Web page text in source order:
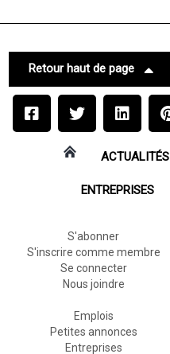
Retour haut de page
ACTUALITÉS
ENTREPRISES
S'abonner
S'inscrire comme membre
Se connecter
Nous joindre
Emplois
Petites annonces
Entreprises